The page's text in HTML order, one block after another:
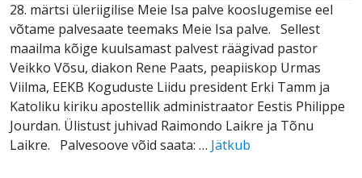
28. märtsi üleriigilise Meie Isa palve kooslugemise eel
võtame palvesaate teemaks Meie Isa palve. Sellest
maailma kõige kuulsamast palvest räägivad pastor
Veikko Võsu, diakon Rene Paats, peapiiskop Urmas
Viilma, EEKB Koguduste Liidu president Erki Tamm ja
Katoliku kiriku apostellik administraator Eestis Philippe
Jourdan. Ülistust juhivad Raimondo Laikre ja Tõnu
Laikre. Palvesoove võid saata: … Jätkub